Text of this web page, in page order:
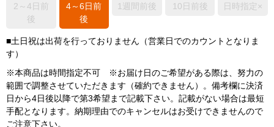
2～4日前
後
4～6日前
後
1週間前後 10日前後 日時指定×
■土日祝は出荷を行っておりません（営業日でのカウントとなりま
す）
※本商品は時間指定不可 ※お届け日のご希望がある際は、努力の
範囲で調整させていただきます（確約できません）。備考欄に決済
日から4日後以降で第3希望まで記載下さい。記載がない場合は最短
手配となります。納期理由でのキャンセルはお受けできませんので
ご注意下さい。